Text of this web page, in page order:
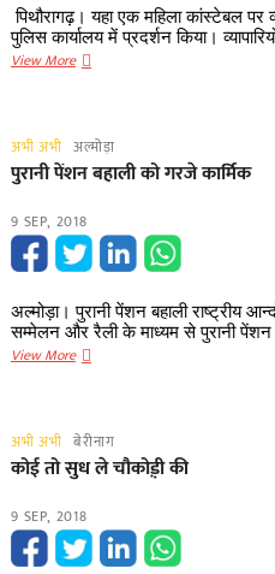
लोग
झुलसे
आरोपी
में
भर्ती
पिथौरागढ़। यहा एक महिला कांस्टेबल पर
पुलिस कार्यालय में प्रदर्शन किया।
View Moreमहिला
का
आरोप
व्यापारियों
के
अनुसार
वाकया
सीसीटीवी
फुटेज
अभी अभी अल्मोड़ा
पुरानी पेंशन बहाली को गरजे कार्मिक
9 SEP, 2018
अल्मोड़ा। पुरानी पेंशन बहाली राष्ट्रीय
सम्मेलन और रैली के माध्यम से पुरानी
View Moreपुरानी
गरजे
कार्मिक
अभी अभी बेरीनाग
कोई तो सुध ले चौकोड़़ी की
9 SEP, 2018